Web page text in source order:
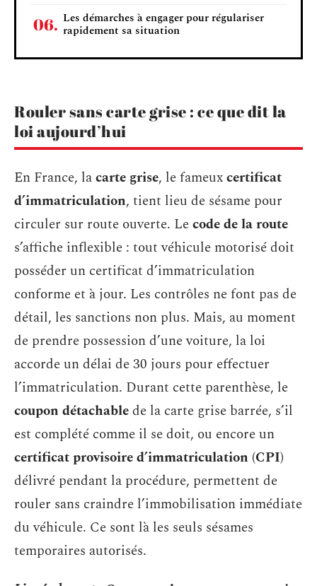
Les démarches à engager pour régulariser
rapidement sa situation
Rouler sans carte grise : ce que dit la
loi aujourd’hui
En France, lacarte grise, le fameuxcertificat
d’immatriculation, tient lieu de sésame pour
circuler sur route ouverte. Lecode de la route
s’affiche inflexible : tout véhicule motorisé doit
posséder un certificat d’immatriculation
conforme et à jour. Les contrôles ne font pas de
détail, les sanctions non plus. Mais, au moment
de prendre possession d’une voiture, la loi
accorde un délai de 30 jours pour effectuer
l’immatriculation. Durant cette parenthèse, le
coupon détachablede la carte grise barrée, s’il
est complété comme il se doit, ou encore un
certificat provisoire d’immatriculation (CPI)
délivré pendant la procédure, permettent de
rouler sans craindre l’immobilisation immédiate
du véhicule. Ce sont là les seuls sésames
temporaires autorisés.